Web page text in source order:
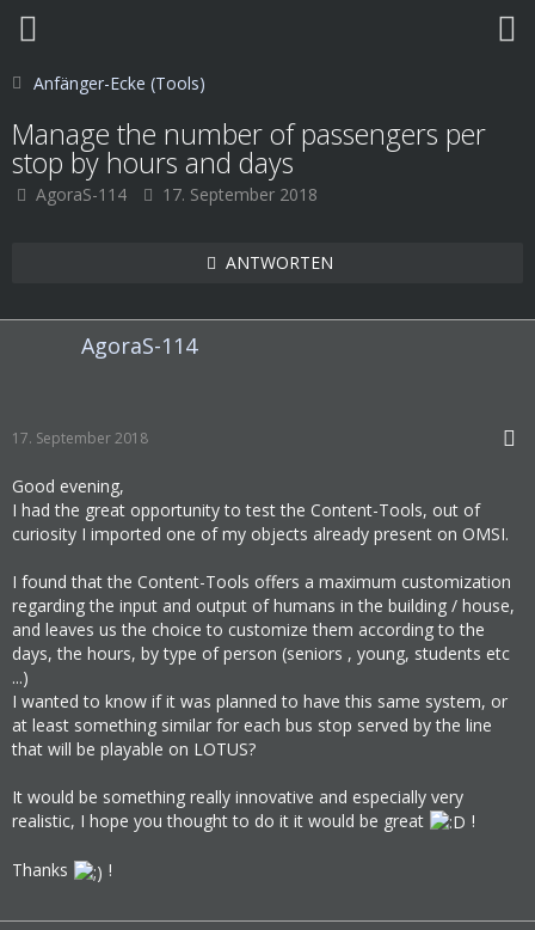
Anfänger-Ecke (Tools)
Manage the number of passengers per
stop by hours and days
AgoraS-114 17. September 2018
ANTWORTEN
AgoraS-114
17. September 2018
Good evening,
I had the great opportunity to test the Content-Tools, out of
curiosity I imported one of my objects already present on OMSI.
I found that the Content-Tools offers a maximum customization
regarding the input and output of humans in the building / house,
and leaves us the choice to customize them according to the
days, the hours, by type of person (seniors , young, students etc
...)
I wanted to know if it was planned to have this same system, or
at least something similar for each bus stop served by the line
that will be playable on LOTUS?
It would be something really innovative and especially very
realistic, I hope you thought to do it it would be great
!
Thanks !